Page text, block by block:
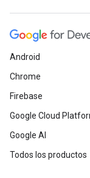
Android
Chrome
Firebase
Google Cloud
Google AI
Todos los productos